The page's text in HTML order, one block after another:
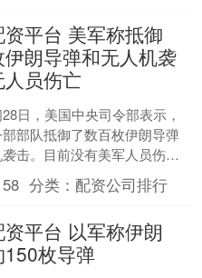
平台 美军称抵御
朗导弹和无人机袭
员伤亡
日，美国中央司令部表示，
部队抵御了数百枚伊朗导弹
击。目前没有美军人员伤亡
关受伤的报告。美军设施受损
未对作战行动....
分类：配资公司排行
平台 以军称伊朗
150枚导弹